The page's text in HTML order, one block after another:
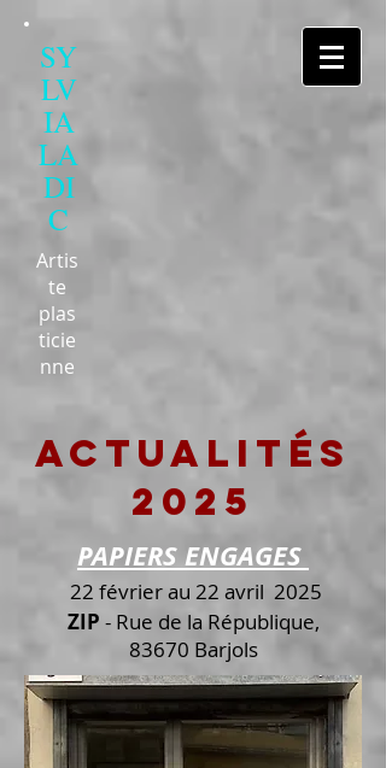
SY
LV
IA
LA
DI
C
Artis
te
plas
ticie
nne
actualités
2025
PAPIERS ENGAGES
22 février au 22 avril 2025
ZIP - Rue de la République,
83670 Barjols